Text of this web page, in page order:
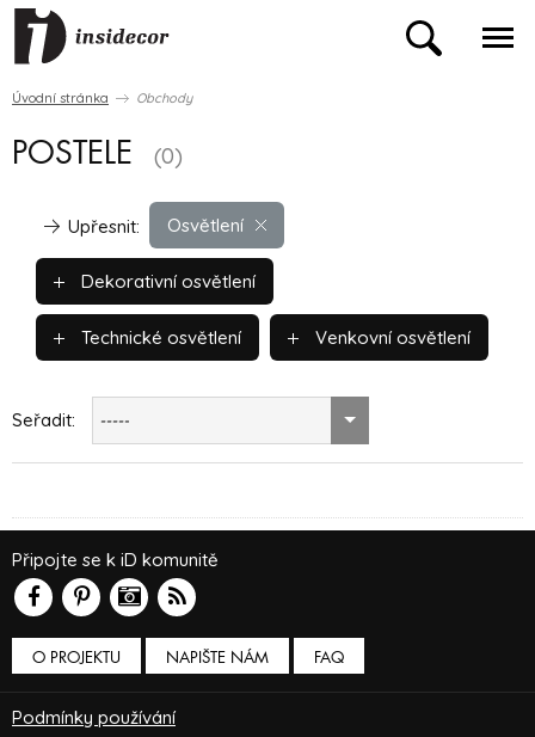
Úvodní stránka Obchody
POSTELE (0)
Osvětlení
Upřesnit:
Dekorativní osvětlení
Technické osvětlení Venkovní osvětlení
Seřadit: -----
O PROJEKTU NAPIŠTE NÁM
Připojte se k iD komunitě
FAQ
Podmínky používání